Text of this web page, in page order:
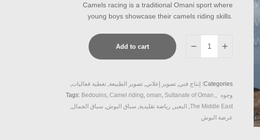
Camels racing is a traditional Omani sport where
young boys showcase their camels riding skills.
racing
Add to cart
Categories: إنتاج فني,تصوير إعلاني,تصوير الطبيعة,تغطية فعاليات,
وجوه
Tags: Bedouins, Camel riding, oman, Sultanate of Oman.,
The Middle East
, البعير, رياضة تقليدية, سباق البوش, سباق الجمال,
عرضة البوش